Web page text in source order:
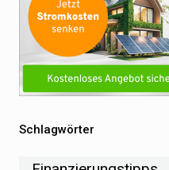
Schlagwörter